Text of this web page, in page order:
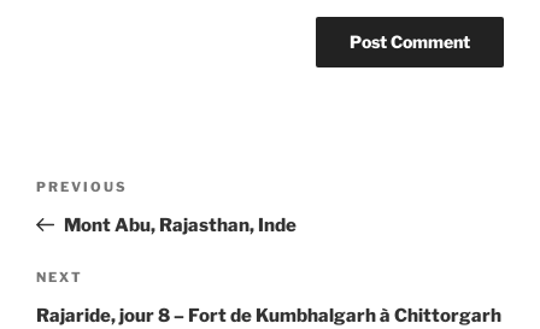
Previous
Post
PREVIOUS
Mont Abu, Rajasthan, Inde
Next
Post
NEXT
Rajaride, jour 8 – Fort de Kumbhalgarh à Chittorgarh